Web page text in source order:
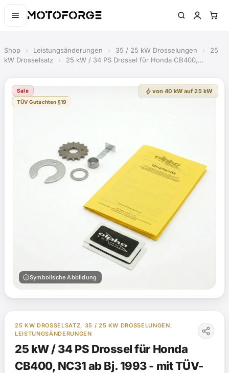
Shop › Leistungsänderungen › 35 / 25 kW Drosselungen ›
25
kW Drosselsatz
› 25 kW / 34 PS Drossel für Honda CB400,…
Sale
TÜV Gutachten §19
bolt von 40 kW auf 25 kW
infoSymbolische Abbildung
25 KW DROSSELSATZ, 35 / 25 KW DROSSELUNGEN,
LEISTUNGSÄNDERUNGEN
25 kW / 34 PS Drossel für Honda
CB400, NC31 ab Bj. 1993 - mit TÜV-